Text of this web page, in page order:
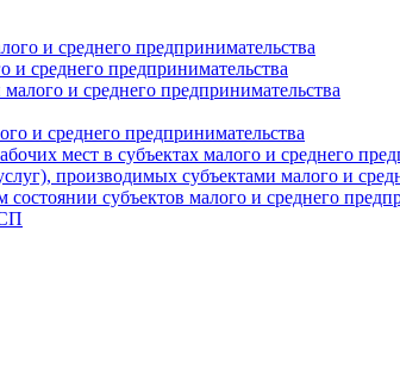
и среднего предпринимательства
среднего предпринимательства
и среднего предпринимательства
и среднего предпринимательства
мест в субъектах малого и среднего
производимых субъектами малого и
субъектов малого и среднего